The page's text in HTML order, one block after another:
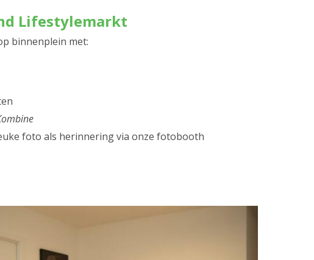
Lifestylemarkt
binnenplein met:
foto als herinnering via onze fotobooth